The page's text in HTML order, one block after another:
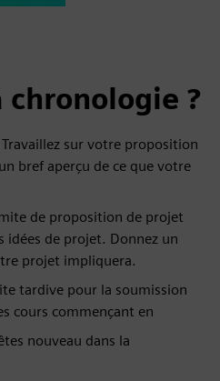
chronologie ?
sur votre proposition
bref aperçu de ce que votre
de proposition de projet
idées de projet. Donnez un
projet impliquera.
tardive pour la soumission
cours commençant en
nouveau dans la